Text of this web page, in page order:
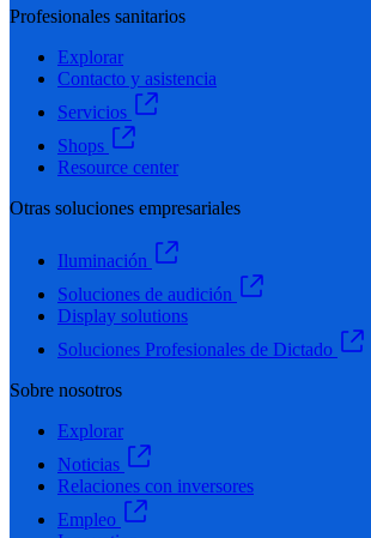
Profesionales sanitarios
Explorar
Contacto y asistencia
Servicios
Shops
Resource center
Otras soluciones empresariales
Iluminación
Soluciones de audición
Display solutions
Soluciones Profesionales de Dictado
Sobre nosotros
Explorar
Noticias
Relaciones con inversores
Empleo